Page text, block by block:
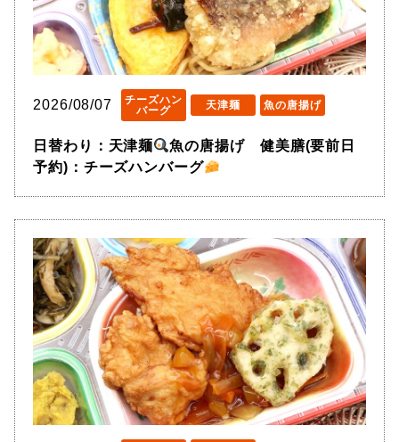
2026/08/07
チーズハン
バーグ
天津麺 魚の唐揚げ
日替わり：天津麺
魚の唐揚げ 健美膳(要前日
予約)：チーズハンバーグ